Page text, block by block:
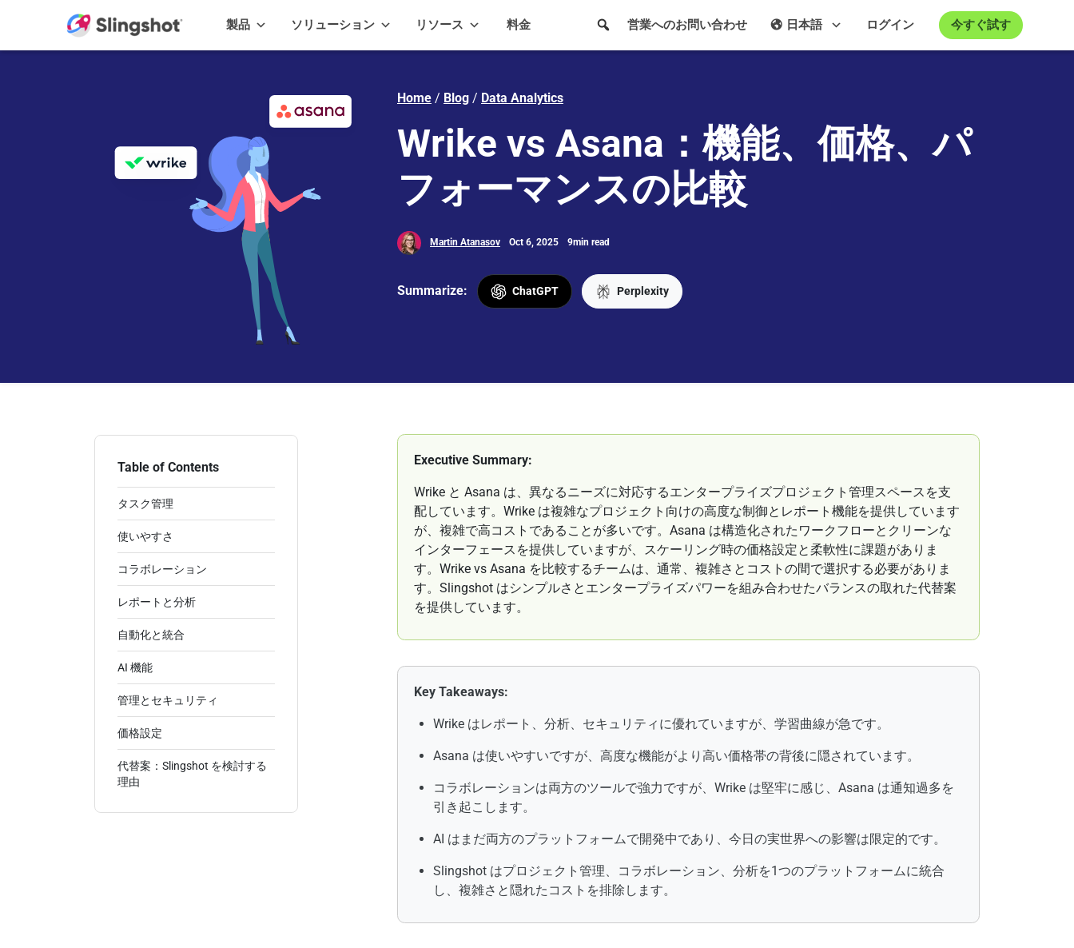
製品 ソリューション リソース 料金 今すぐ試す
ログイン
日本語
営業へのお問い合わせ
Home / Blog / Data Analytics
Wrike vs Asana：機能、価格、パ
フォーマンスの比較
Martin Atanasov Oct 6, 2025 9min read
Summarize: ChatGPT Perplexity
Table of Contents
タスク管理
使いやすさ
コラボレーション
レポートと分析
自動化と統合
AI 機能
管理とセキュリティ
価格設定
代替案：Slingshot を検討する
理由
Executive Summary:
Wrike と Asana は、異なるニーズに対応するエンタープライズプロジェクト管理スペースを支
配しています。Wrike は複雑なプロジェクト向けの高度な制御とレポート機能を提供しています
が、複雑で高コストであることが多いです。Asana は構造化されたワークフローとクリーンな
インターフェースを提供していますが、スケーリング時の価格設定と柔軟性に課題がありま
す。Wrike vs Asana を比較するチームは、通常、複雑さとコストの間で選択する必要がありま
す。Slingshot はシンプルさとエンタープライズパワーを組み合わせたバランスの取れた代替案
を提供しています。
Key Takeaways:
Wrike はレポート、分析、セキュリティに優れていますが、学習曲線が急です。
Asana は使いやすいですが、高度な機能がより高い価格帯の背後に隠されています。
コラボレーションは両方のツールで強力ですが、Wrike は堅牢に感じ、Asana は通知過多を
引き起こします。
AI はまだ両方のプラットフォームで開発中であり、今日の実世界への影響は限定的です。
Slingshot はプロジェクト管理、コラボレーション、分析を1つのプラットフォームに統合
し、複雑さと隠れたコストを排除します。